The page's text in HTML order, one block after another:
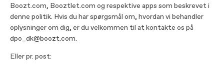
Boozt.com, Booztlet.com og respektive apps som beskrevet i
denne politik. Hvis du har spørgsmål om, hvordan vi behandler
oplysninger om dig, er du velkommen til at kontakte os på
dpo_dk@boozt.com.
Eller pr. post: